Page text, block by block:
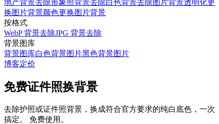
地产背景去除形象照背景去除白色背景去除图片背景透明化更
换图片背景颜色更换图片背景
按格式
WebP 背景去除JPG 背景去除
背景图库
背景图库白色背景图片黑色背景图片
博客定价
免费证件照换背景
去除护照或证件照背景，换成符合官方要求的纯白底色，一次
搞定。
免费使用。